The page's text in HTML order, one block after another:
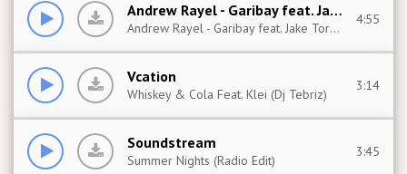
Andrew Rayel - Garibay feat. Jake Torrey
Andrew Rayel - Garibay feat. Jake Torrey - Last Summer (Andrew Rayel - DRYM Extended Club Mix) (2019)
4:55
Vcation
Whiskey & Cola Feat. Klei (Dj Tebriz)
3:14
Soundstream
Summer Nights (Radio Edit)
3:45